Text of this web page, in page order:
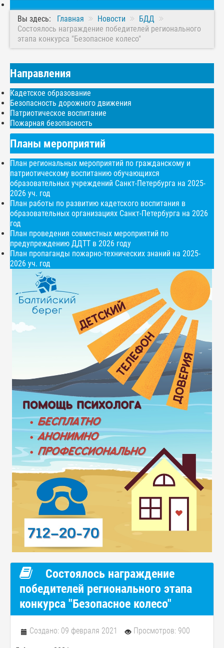
Вы здесь: Главная Новости
БДД
Состоялось награждение победителей регионального
этапа конкурса "Безопасное колесо"
Направления
Кадетское образование
Безопасность дорожного движения
Патриотическое воспитание
Пожарная безопасность
Планы мероприятий
План региональных мероприятий по гражданскому и
патриотическому воспитанию обучающихся
образовательных учреждений Санкт-Петербурга на 2025-
2026 уч. год
План работы по развитию кадетского воспитания в
образовательных организациях Санкт-Петербурга на 2026
год
План проведения совместных мероприятий по
предупреждению ДДТТ в 2026 году
План пропаганды пожарно-технических знаний на 2025-
2026 уч. год
Состоялось награждение
победителей регионального этапа
конкурса "Безопасное колесо"
Создано: 09 февраля 2021 Просмотров: 900